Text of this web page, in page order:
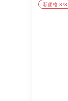
新価格 8/8